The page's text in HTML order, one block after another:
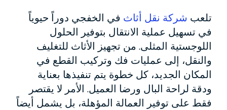
تلعب شركة نقل أثاث في الخفجي دوراً حيوياً
في تسهيل عملية الانتقال بتوفير الحلول
اللوجستية المثلى. من تجهيز الأثاث للتغليف
والنقل، إلى عمليات فك وتركيب القطع في
المكان الجديد، كل خطوة يتم تنفيذها بعناية
ودقة لراحة البال ورضا العميل. الأمر لا يقتصر
فقط على توفير العمالة المؤهلة، بل يشمل أيضاً